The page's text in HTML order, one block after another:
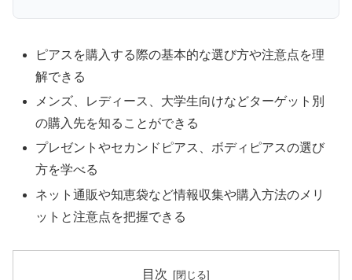
ピアスを購入する際の基本的な選び方や注意点を理
解できる
メンズ、レディース、大学生向けなどターゲット別
の購入先を知ることができる
プレゼントやセカンドピアス、ボディピアスの選び
方を学べる
ネット通販や知恵袋など情報収集や購入方法のメリ
ットと注意点を把握できる
目次